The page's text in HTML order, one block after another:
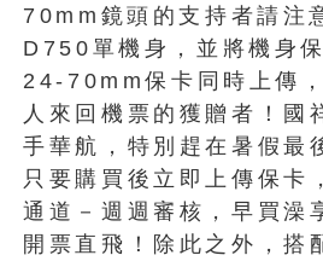
70mm鏡頭的支持者請注
D750單機身，並將機身
24-70mm保卡同時上傳
人來回機票的獲贈者！國
手華航，特別趕在暑假最
只要購買後立即上傳保卡
通道－週週審核，早買澡
開票直飛！除此之外，搭